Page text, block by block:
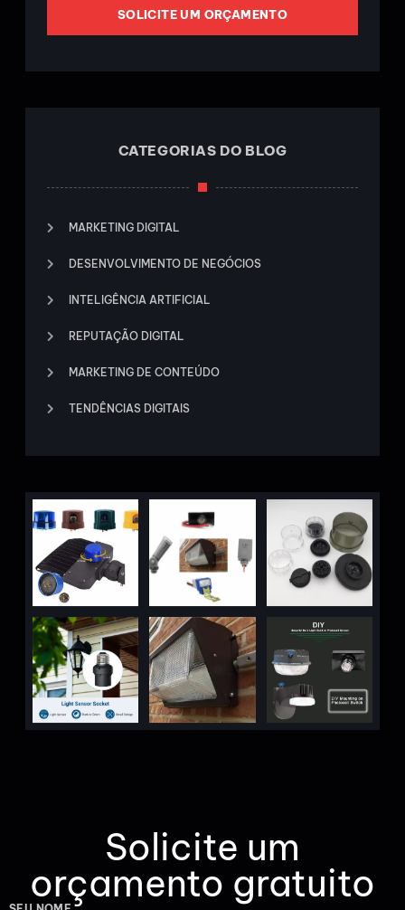
SOLICITE UM ORÇAMENTO
CATEGORIAS DO BLOG
MARKETING DIGITAL
DESENVOLVIMENTO DE NEGÓCIOS
INTELIGÊNCIA ARTIFICIAL
REPUTAÇÃO DIGITAL
MARKETING DE CONTEÚDO
TENDÊNCIAS DIGITAIS
Solicite um
orçamento gratuito